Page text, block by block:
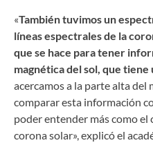
«También tuvimos un
líneas espectrales de la
que se hace para tener
magnética del sol, que tiene
acercamos a la parte alta del
comparar esta información
poder entender más como el
corona solar», explicó el